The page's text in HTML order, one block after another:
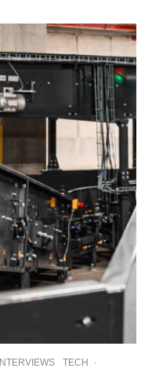
INTERVIEWS TECH
·